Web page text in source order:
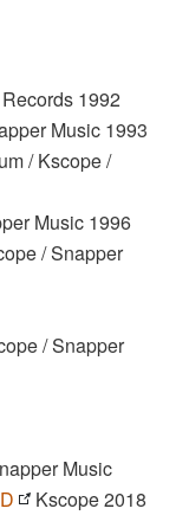
1992
Music 1993
/ Kscope /
Music 1996
/ Snapper
/ Snapper
Music
Kscope 2018